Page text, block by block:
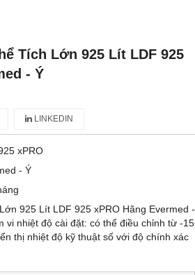
Tích Lớn 925 Lít LDF 925
- Ý
LINKEDIN
xPRO
- Ý
925 Lít LDF 925 xPRO Hãng Evermed -
vi nhiệt độ cài đặt: có thể điều chỉnh từ -15
thị nhiệt độ kỹ thuật số với độ chính xác